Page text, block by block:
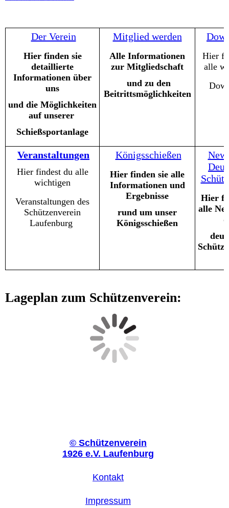
Der Verein
Hierfinden sie
detaillierte
Informationen über
uns
und die Möglichkeiten
auf unserer
Schießsportanlage
Mitglied werden
Alle Informationen
zur Mitgliedschaft
und zu den
Beitrittsmöglichkeiten
Hier
alle
Veranstaltungen
Hier findest du alle
wichtigen
Veranstaltungen des
Schützenverein
Laufenburg
Königsschießen
Hier finden sie alle
Informationen und
Ergebnisse
rund um unser
Königsschießen
Hier
alle
Lageplan zum Schützenverein:
© Schützenverein
1926 e.V. Laufenburg
Kontakt
Impressum